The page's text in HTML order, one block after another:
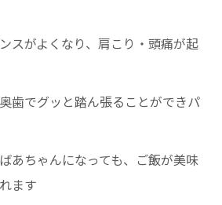
スがよくなり、肩こり・頭痛が起
歯でグッと踏ん張ることができパ
あちゃんになっても、ご飯が美味
ます